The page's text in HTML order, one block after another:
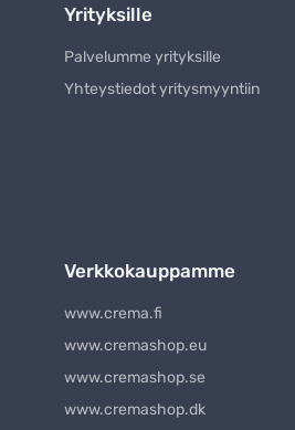
Yrityksille
Palvelumme yrityksille
Yhteystiedot yritysmyyntiin
Verkkokauppamme
www.crema.fi
www.cremashop.eu
www.cremashop.se
www.cremashop.dk